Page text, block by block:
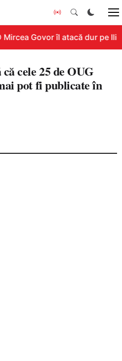
Mircea Govor îl atacă dur pe
cele 25 de OUG
pot fi publicate în